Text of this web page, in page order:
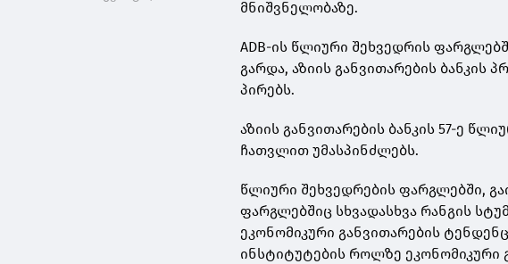
მნიშვნელობაზე.
ADB-ის წლიური შეხვედრის
გარდა, აზიის განვითარების
პირებს.
აზიის განვითარების ბანკის 57-ე
ჩათვლით უმასპინძლებს.
წლიური შეხვედრების ფარგლებში,
ფარგლებშიც სხვადასხვა რანგის
ეკონომიკური განვითარების
ინსტიტუტების როლზე ეკონომიკური